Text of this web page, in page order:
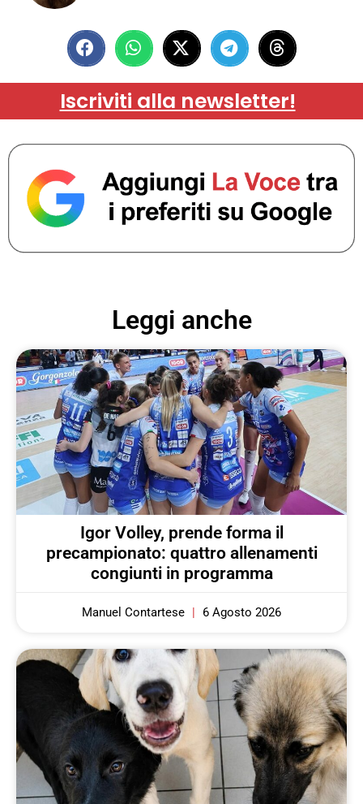
Iscriviti alla newsletter!
Leggi anche
Igor Volley, prende forma il
precampionato: quattro allenamenti
congiunti in programma
Manuel Contartese 6 Agosto 2026